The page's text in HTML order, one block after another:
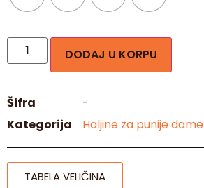
DODAJ U KORPU
Šifra
-
Kategorija
Haljine za punije dame
TABELA VELIČINA